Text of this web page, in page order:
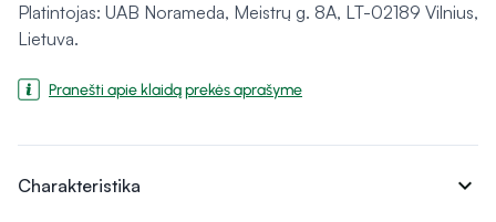
Platintojas: UAB Norameda, Meistrų g. 8A, LT-02189 Vilnius,
Lietuva.
Pranešti apie klaidą prekės aprašyme
Charakteristika expand_more